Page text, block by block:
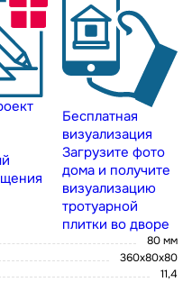
Бесплатная
визуализация
Загрузите фото
дома и получите
визуализацию
тротуарной
плитки во дворе
80 мм
360x80x80
11,4